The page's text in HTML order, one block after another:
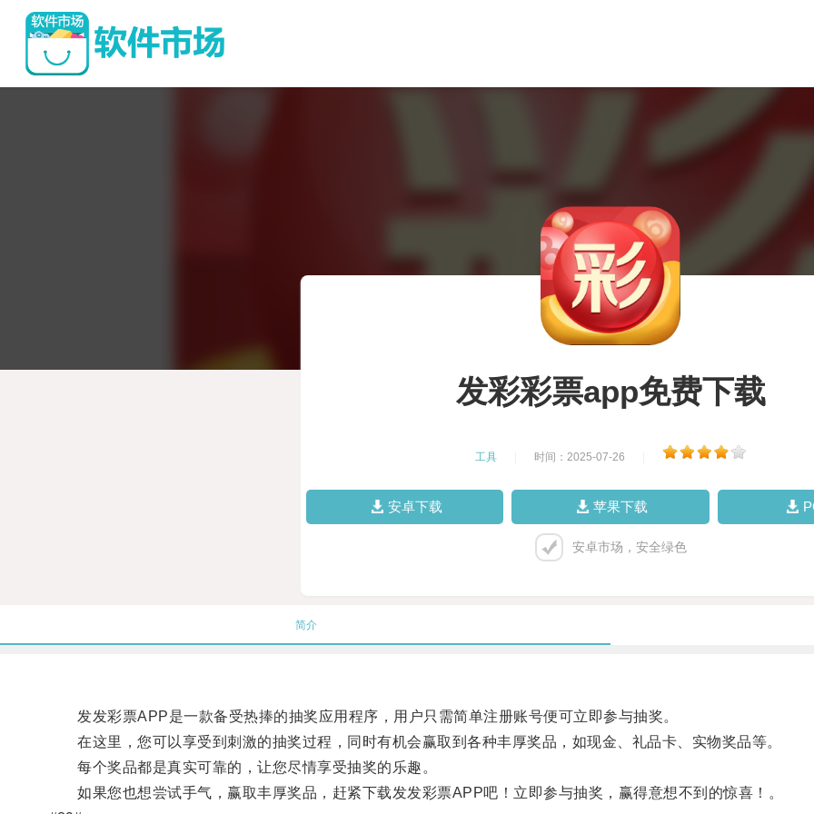
发彩彩票app免费下载
工具 时间：2025-07-26
安卓下载 苹果下载
安卓市场，安全绿色
简介
发发彩票APP是一款备受热捧的抽奖应用程序，用户只需简单注册账号便可立即参与抽奖。
在这里，您可以享受到刺激的抽奖过程，同时有机会赢取到各种丰厚奖品，如现金、礼品卡、实物奖品等。
每个奖品都是真实可靠的，让您尽情享受抽奖的乐趣。
如果您也想尝试手气，赢取丰厚奖品，赶紧下载发发彩票APP吧！立即参与抽奖，赢得意想不到的惊喜！。